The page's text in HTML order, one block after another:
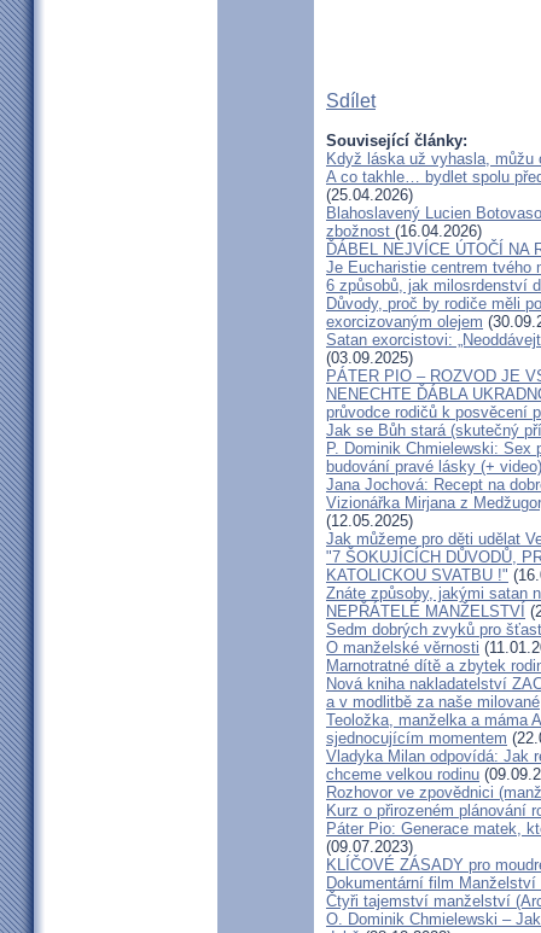
Sdílet
Související články:
Když láska už vyhasla, můžu
A co takhle… bydlet spolu
(25.04.2026)
Blahoslavený Lucien
zbožnost (16.04.2026)
ĎÁBEL NEJVÍCE ÚTOČÍ NA
Je Eucharistie centrem tvého
6 způsobů, jak milosrdenství
Důvody, proč by rodiče měli
exorcizovaným olejem
Satan exorcistovi:
(03.09.2025)
PÁTER PIO – ROZVOD JE
NENECHTE ĎÁBLA
průvodce rodičů k posvěcení
Jak se Bůh stará (skutečný
P. Dominik Chmielewski:
budování pravé lásky (+ video)
Jana Jochová: Recept na
Vizionářka Mirjana z
(12.05.2025)
Jak můžeme pro děti udělat
"7 ŠOKUJÍCÍCH DŮVODŮ,
KATOLICKOU SVATBU !"
Znáte způsoby, jakými satan
NEPŘÁTELÉ MANŽELSTVÍ
Sedm dobrých zvyků pro
O manželské věrnosti
Marnotratné dítě a zbytek
Nová kniha nakladatelství
a v modlitbě za naše
Teoložka, manželka a máma
sjednocujícím momentem
Vladyka Milan odpovídá: Jak
chceme velkou rodinu
Rozhovor ve zpovědnici
Kurz o přirozeném plánování
Páter Pio: Generace matek,
(09.07.2023)
KLÍČOVÉ ZÁSADY pro
Dokumentární film
Čtyři tajemství manželství
O. Dominik Chmielewski –